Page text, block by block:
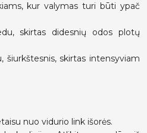
kur valymas turi būti ypač
skirtas didesnių odos plotų
šiurkštesnis, skirtas intensyviam
nuo vidurio link išorės.